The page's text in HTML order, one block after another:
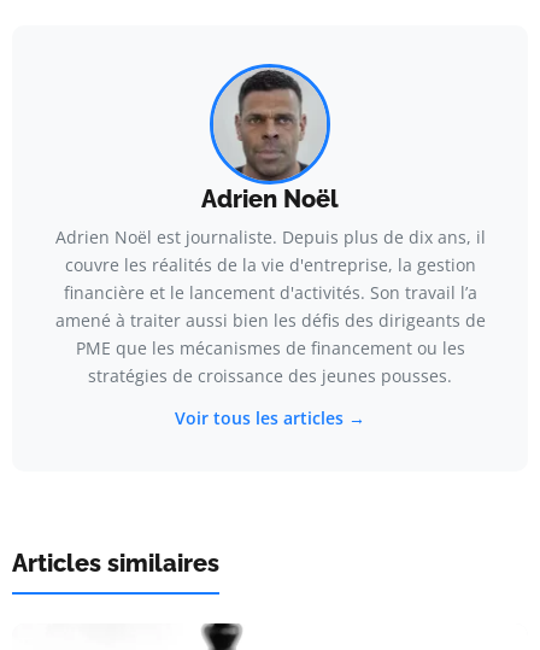
Adrien Noël
Adrien Noël est journaliste. Depuis plus de dix ans, il
couvre les réalités de la vie d'entreprise, la gestion
financière et le lancement d'activités. Son travail l’a
amené à traiter aussi bien les défis des dirigeants de
PME que les mécanismes de financement ou les
stratégies de croissance des jeunes pousses.
Voir tous les articles →
Articles similaires